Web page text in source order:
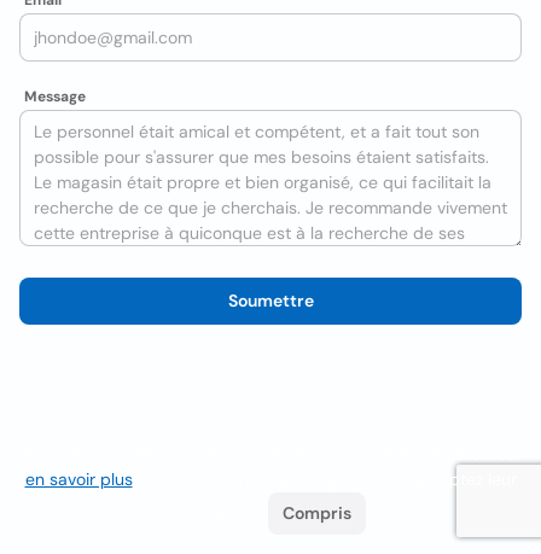
Message
Soumettre
en savoir plus. Si vous continuez à naviguer, vous acceptez leur
Compris